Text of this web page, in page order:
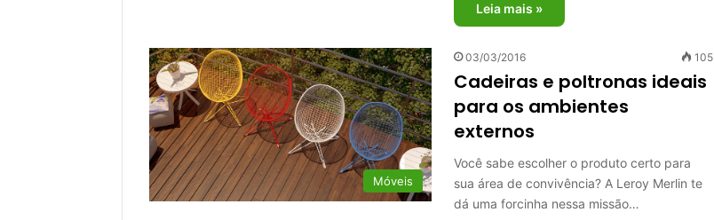
Leia mais »
Móveis
03/03/2016 105
Cadeiras e poltronas ideais
para os ambientes
externos
Você sabe escolher o produto certo para
sua área de convivência? A Leroy Merlin te
dá uma forcinha nessa missão…